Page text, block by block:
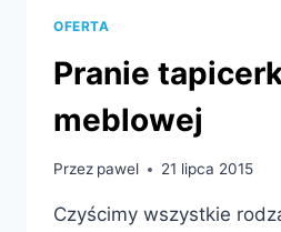
OFERTA
Pranie
meblowej
Przez pawel 21 lipca 2015
Czyścimy wszystkie